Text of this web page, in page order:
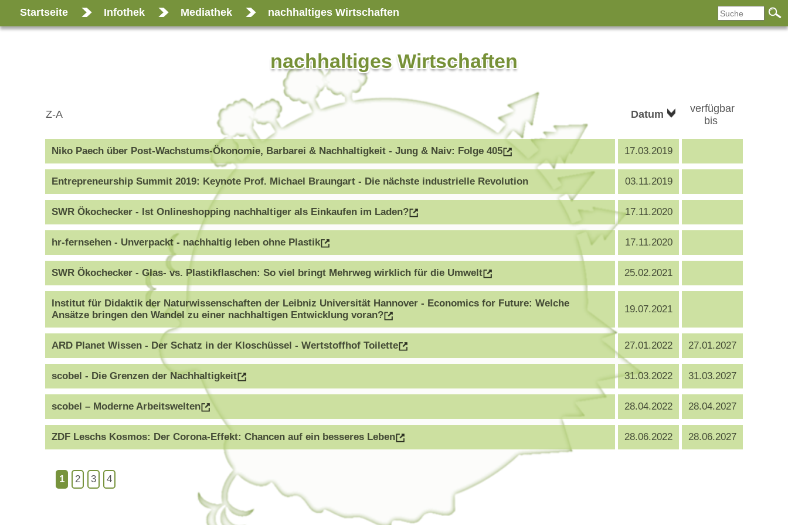
Startseite Infothek Mediathek nachhaltiges Wirtschaften
nachhaltiges Wirtschaften
Z-A Datum
verfügbar
bis
Niko Paech über Post-Wachstums-Ökonomie, Barbarei & Nachhaltigkeit - Jung & Naiv: Folge 405 17.03.2019
Entrepreneurship Summit 2019: Keynote Prof. Michael Braungart - Die nächste industrielle Revolution 03.11.2019
SWR Ökochecker - Ist Onlineshopping nachhaltiger als Einkaufen im Laden? 17.11.2020
hr-fernsehen - Unverpackt - nachhaltig leben ohne Plastik 17.11.2020
SWR Ökochecker - Glas- vs. Plastikflaschen: So viel bringt Mehrweg wirklich für die Umwelt 25.02.2021
Institut für Didaktik der Naturwissenschaften der Leibniz Universität Hannover - Economics for Future: Welche
Ansätze bringen den Wandel zu einer nachhaltigen Entwicklung voran?
19.07.2021
ARD Planet Wissen - Der Schatz in der Kloschüssel - Wertstoffhof Toilette 27.01.2022 27.01.2027
scobel - Die Grenzen der Nachhaltigkeit 31.03.2022 31.03.2027
scobel – Moderne Arbeitswelten 28.04.2022 28.04.2027
ZDF Leschs Kosmos: Der Corona-Effekt: Chancen auf ein besseres Leben 28.06.2022 28.06.2027
1 2 3 4